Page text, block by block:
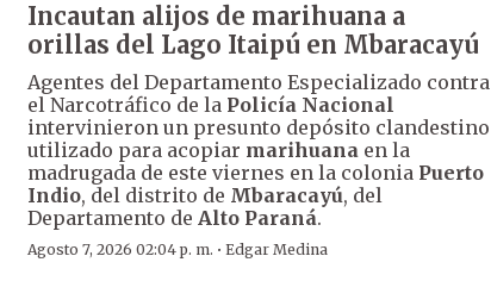
Incautan alijos de marihuana a
orillas del Lago Itaipú en Mbaracayú
Agentes del Departamento Especializado contra
el Narcotráfico de la Policía Nacional
intervinieron un presunto depósito clandestino
utilizado para acopiar marihuana en la
madrugada de este viernes en la colonia Puerto
Indio, del distrito de Mbaracayú, del
Departamento deAlto Paraná.
Agosto 7, 2026 02:04 p. m. ·Edgar Medina